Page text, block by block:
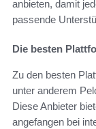
anbieten, damit
passende
Die besten
Zu den besten
unter anderem
Diese Anbieter
angefangen bei